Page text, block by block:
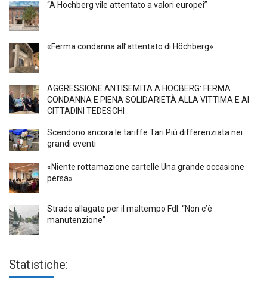
“A Höchberg vile attentato a valori europei”
«Ferma condanna all’attentato di Höchberg»
AGGRESSIONE ANTISEMITA A HÖCBERG: FERMA
CONDANNA E PIENA SOLIDARIETÀ ALLA VITTIMA E AI
CITTADINI TEDESCHI
Scendono ancora le tariffe Tari Più differenziata nei
grandi eventi
«Niente rottamazione cartelle Una grande occasione
persa»
Strade allagate per il maltempo FdI: “Non c’è
manutenzione”
Statistiche: